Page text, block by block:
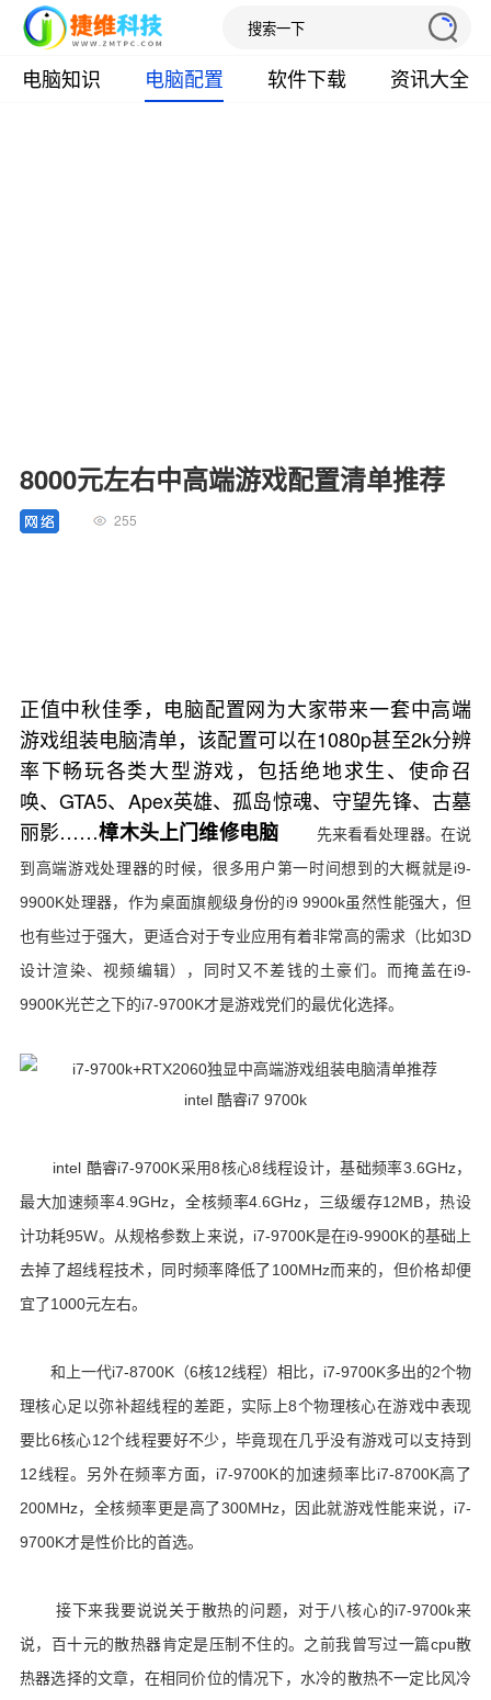
电脑知识 电脑配置 软件下载 资讯大全
8000元左右中高端游戏配置清单推荐
255
正值中秋佳季，电脑配置网为大家带来一套中高端
游戏组装电脑清单，该配置可以在1080p甚至2k分辨
率下畅玩各类大型游戏，包括绝地求生、使命召
唤、GTA5、Apex英雄、孤岛惊魂、守望先锋、古墓
丽影……樟木头上门维修电脑
先来看看处理器。在说
到高端游戏处理器的时候，很多用户第一时间想到的大概就是i9-
9900K处理器，作为桌面旗舰级身份的i9 9900k虽然性能强大，但
也有些过于强大，更适合对于专业应用有着非常高的需求（比如3D
设计渲染、视频编辑），同时又不差钱的土豪们。而掩盖在i9-
9900K光芒之下的i7-9700K才是游戏党们的最优化选择。
intel 酷睿i7 9700k
intel 酷睿i7-9700K采用8核心8线程设计，基础频率3.6GHz，
最大加速频率4.9GHz，全核频率4.6GHz，三级缓存12MB，热设
计功耗95W。从规格参数上来说，i7-9700K是在i9-9900K的基础上
去掉了超线程技术，同时频率降低了100MHz而来的，但价格却便
宜了1000元左右。
和上一代i7-8700K（6核12线程）相比，i7-9700K多出的2个物
理核心足以弥补超线程的差距，实际上8个物理核心在游戏中表现
要比6核心12个线程要好不少，毕竟现在几乎没有游戏可以支持到
12线程。另外在频率方面，i7-9700K的加速频率比i7-8700K高了
200MHz，全核频率更是高了300MHz，因此就游戏性能来说，i7-
9700K才是性价比的首选。
接下来我要说说关于散热的问题，对于八核心的i7-9700k来
说，百十元的散热器肯定是压制不住的。之前我曾写过一篇cpu散
热器选择的文章，在相同价位的情况下，水冷的散热不一定比风冷